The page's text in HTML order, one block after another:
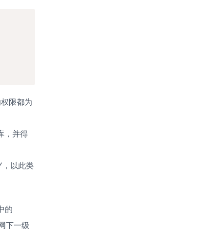
限都为
，并得
，以此类
的
下一级